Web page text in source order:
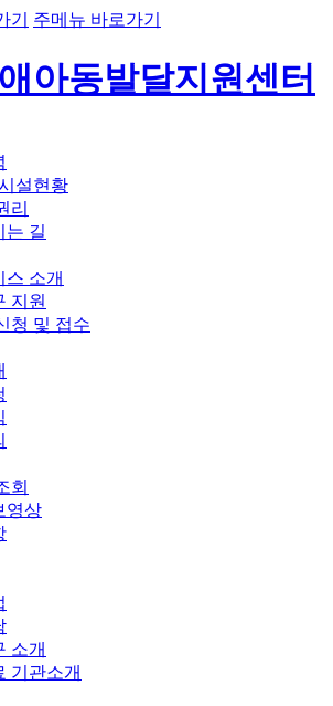
기 주메뉴 바로가기
아동발달지원센터
설현황
리
는 길
스 소개
지원
청 및 접수
회
영상
소개
기관소개